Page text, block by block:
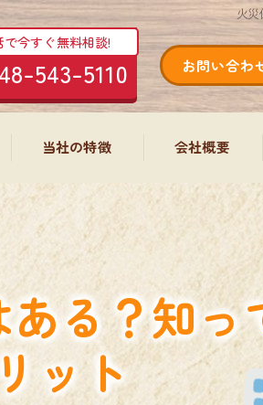
火災
で今すぐ無料相談!
543-5110 お問い合わ
当社の特徴
屋根
リフォーム
水回り
会社概要
る？知っ
ット